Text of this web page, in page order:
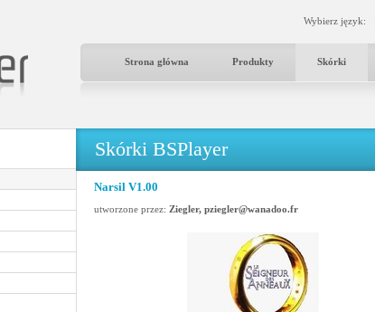
Wybierz język:
Strona główna Produkty Skórki
Skórki BSPlayer
Narsil V1.00
utworzone przez: Ziegler, pziegler@wanadoo.fr